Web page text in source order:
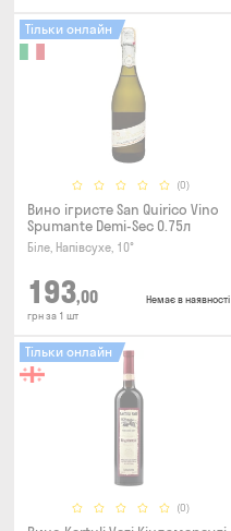
(0)
Тільки онлайн
Вино ігристе San Quirico Vino
Spumante Demi-Sec 0.75л
Біле, Напівсухе, 10°
193,00
грн за 1 шт
Немає в наявності
(0)
Тільки онлайн